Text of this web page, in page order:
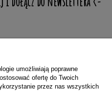
umożliwiają poprawne
ofertę do Twoich
przez nas wszystkich